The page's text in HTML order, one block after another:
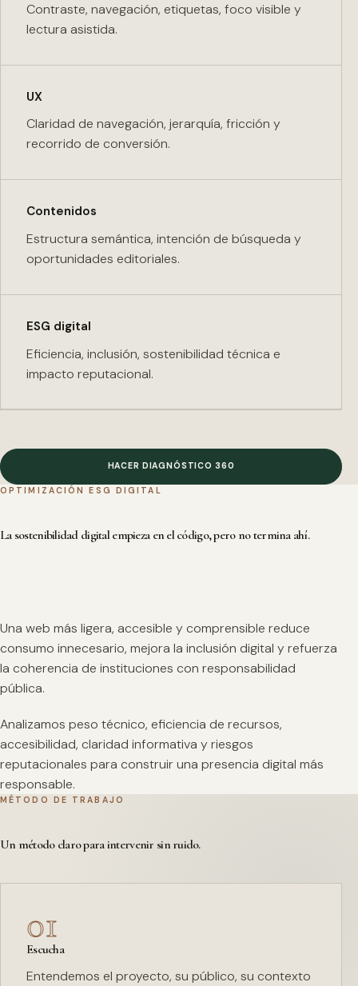
Contraste, navegación, etiquetas, foco visible y
lectura asistida.
UX
Claridad de navegación, jerarquía, fricción y
recorrido de conversión.
Contenidos
Estructura semántica, intención de búsqueda y
oportunidades editoriales.
ESG digital
Eficiencia, inclusión, sostenibilidad técnica e
impacto reputacional.
HACER DIAGNÓSTICO 360
OPTIMIZACIÓN ESG DIGITAL
La sostenibilidad digital empieza en el código, pero no termina ahí.
Una web más ligera, accesible y comprensible reduce
consumo innecesario, mejora la inclusión digital y refuerza
la coherencia de instituciones con responsabilidad
pública.
Analizamos peso técnico, eficiencia de recursos,
accesibilidad, claridad informativa y riesgos
reputacionales para construir una presencia digital más
responsable.
MÉTODO DE TRABAJO
Un método claro para intervenir sin ruido.
01
Escucha
Entendemos el proyecto, su público, su contexto